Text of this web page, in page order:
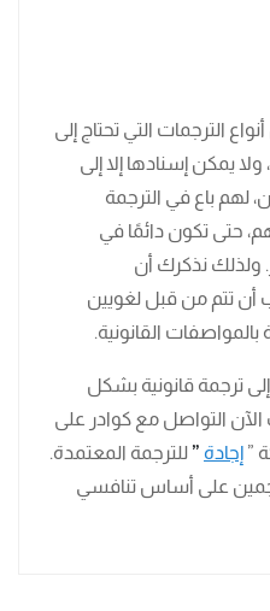
الترجمات التي تحتاج إلى
يمكن إسنادها إلا إلى
باع في الترجمة
حتى تكون دائمًا في
ولذلك نذكرك أن
أن تتم من قبل لغويين
القانونية.
ترجمة قانونية بشكل
التواصل مع كوادر على
” إجادة ” للترجمة المعتمدة.
على أساس تنافسي